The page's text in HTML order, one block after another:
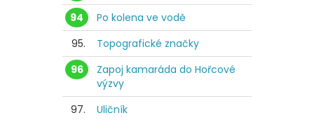
94
Po kolena ve vodě
95.
Topografické značky
96
Zapoj kamaráda do Hořcové
výzvy
97.
Uličník